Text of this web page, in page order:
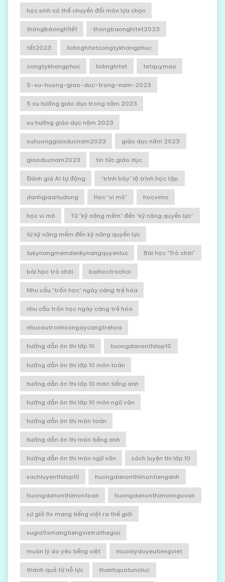
học sinh có thể chuyển đổi môn lựa chọn
thôngbáonghỉtết thongbaonghitet2023
tết2023 lichnghitetcongtykhangphuc
congtykhangphuc lichnghitet tetquymao
5-xu-huong-giao-duc-trong-nam-2023
5 xu hướng giáo dục trong năm 2023
xu hướng giáo dục năm 2023
xuhuonggiaoducnam2023 giáo dục năm 2023
giaoducnam2023 tin tức giáo dục
Đánh giá AI tự động “trình bày” lộ trình học tập
danhgiaaitudong Học “vi mô” hocvimo
học vi mô Từ “kỹ năng mềm” đến “kỹ năng quyền lực”
từ kỹ năng mềm đến kỹ năng quyền lực
tukynangmemdenkynangquyenluc Bài học "Trò chơi"
bài học trò chơi baihoctrochoi
Nhu cầu “trốn học” ngày càng trẻ hóa
nhu cầu trốn học ngày càng trẻ hóa
nhucautronhocngaycangtrehoa
hướng dẫn ôn thi lớp 10 huongdanonthilop10
hướng dẫn ôn thi lớp 10 môn toán
hướng dẫn ôn thi lớp 10 môn tiếng anh
hướng dẫn ôn thi lớp 10 môn ngữ văn
hướng dẫn ôn thi môn toán
hướng dẫn ôn thi môn tiếng anh
hướng dẫn ôn thi môn ngữ văn sách luyện thi lớp 10
sachluyenthilop10 huongdanonthimontienganh
huongdanonthimontoan huongdanonthimonnguvan
sứ giả 9x mang tiếng việt ra thế giới
sugia9xmangtiengvietrathegioi
muôn lý do yêu tiếng việt muonlydoyeutiengviet
thành quả từ nỗ lực thanhquatunoluc